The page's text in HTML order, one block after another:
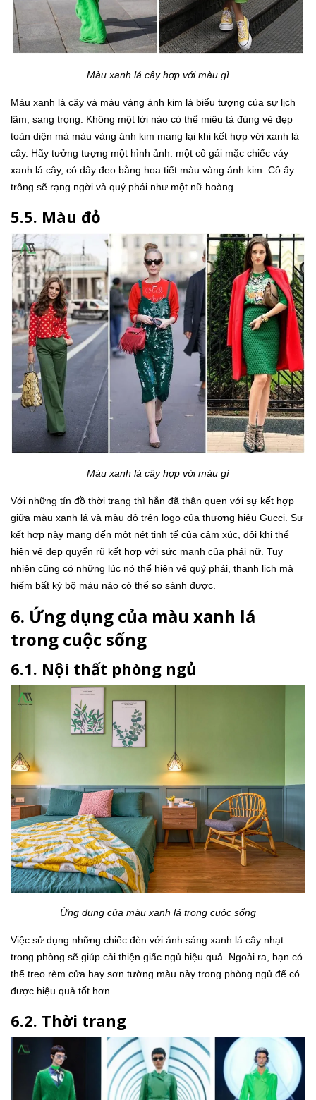
Màu xanh lá cây hợp với màu gì
Màu xanh lá cây và màu vàng ánh kim là biểu tượng của sự lịch
lãm, sang trọng. Không một lời nào có thể miêu tả đúng vẻ đẹp
toàn diện mà màu vàng ánh kim mang lại khi kết hợp với xanh lá
cây. Hãy tưởng tượng một hình ảnh: một cô gái mặc chiếc váy
xanh lá cây, có dây đeo bằng hoa tiết màu vàng ánh kim. Cô ấy
trông sẽ rạng ngời và quý phái như một nữ hoàng.
5.5. Màu đỏ
Màu xanh lá cây hợp với màu gì
Với những tín đồ thời trang thì hẳn đã thân quen với sự kết hợp
giữa màu xanh lá và màu đỏ trên logo của thương hiệu Gucci. Sự
kết hợp này mang đến một nét tinh tế của cảm xúc, đôi khi thể
hiện vẻ đẹp quyến rũ kết hợp với sức mạnh của phái nữ. Tuy
nhiên cũng có những lúc nó thể hiện vẻ quý phái, thanh lịch mà
hiếm bất kỳ bộ màu nào có thể so sánh được.
6. Ứng dụng của màu xanh lá
trong cuộc sống
6.1. Nội thất phòng ngủ
Ứng dụng của màu xanh lá trong cuộc sống
Việc sử dụng những chiếc đèn với ánh sáng xanh lá cây nhạt
trong phòng sẽ giúp cải thiện giấc ngủ hiệu quả. Ngoài ra, bạn có
thể treo rèm cửa hay sơn tường màu này trong phòng ngủ để có
được hiệu quả tốt hơn.
6.2. Thời trang